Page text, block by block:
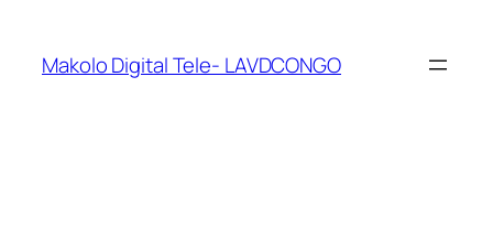
Makolo Digital Tele- LAVDCONGO